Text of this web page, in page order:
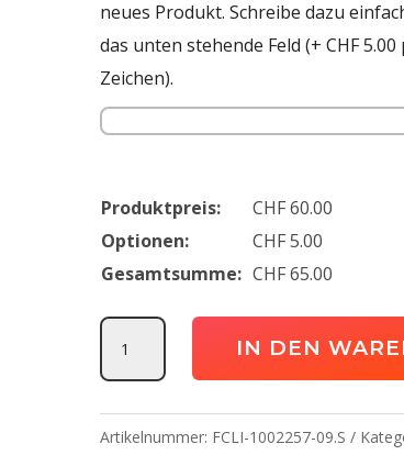
neues Produkt. Schreibe dazu
das unten stehende Feld (+ CHF 5.00
Zeichen).
Produktpreis: CHF60.00
Optionen:
CHF5.00
Gesamtsumme: CHF65.00
Squad
Hood
IN DEN
Artikelnummer: FCLI-1002257-09.S